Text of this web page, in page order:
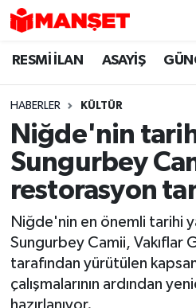
RESMİ İLAN ASAYİŞ
HABERLER KÜLTÜR
Niğde'nin
Sungurbey
restorasyon
Niğde'nin en önemli tarihi
Sungurbey Camii, Vakıflar
tarafından yürütülen
çalışmalarının ardından
hazırlanıyor.
Hava Durumu
Trafik Durumu
Süper Lig Puan Durumu
Tüm Manşetler
Son Dakika Haberleri
Haber Arşivi